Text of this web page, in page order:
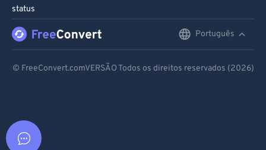
status
Português
© FreeConvert.comVERSÃO Todos os direitos reservados (2026)